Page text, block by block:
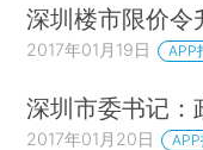
深圳楼市限价令
2017年01月19日 APP
深圳市委书记：
2017年01月20日